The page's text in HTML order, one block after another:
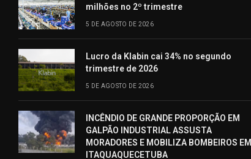
milhões no 2º trimestre
5 DE AGOSTO DE 2026
Lucro da Klabin cai 34% no segundo
trimestre de 2026
5 DE AGOSTO DE 2026
INCÊNDIO DE GRANDE PROPORÇÃO EM
GALPÃO INDUSTRIAL ASSUSTA
MORADORES E MOBILIZA BOMBEIROS EM
ITAQUAQUECETUBA